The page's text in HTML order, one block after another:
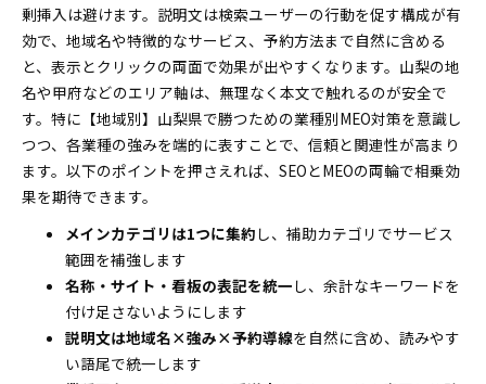
剰挿入は避けます。説明文は検索ユーザーの行動を促す構成が有
効で、地域名や特徴的なサービス、予約方法まで自然に含める
と、表示とクリックの両面で効果が出やすくなります。山梨の地
名や甲府などのエリア軸は、無理なく本文で触れるのが安全で
す。特に【地域別】山梨県で勝つための業種別MEO対策を意識し
つつ、各業種の強みを端的に表すことで、信頼と関連性が高まり
ます。以下のポイントを押さえれば、SEOとMEOの両輪で相乗効
果を期待できます。
メインカテゴリは1つに集約 し、補助カテゴリでサービス
範囲を補強します
名称・サイト・看板の表記を統一 し、余計なキーワードを
付け足さないようにします
説明文は地域名×強み×予約導線を自然に含め、読みやす
い語尾で統一します